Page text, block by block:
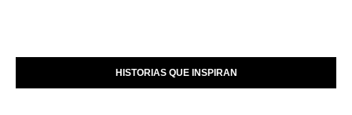
HISTORIAS QUE INSPIRAN